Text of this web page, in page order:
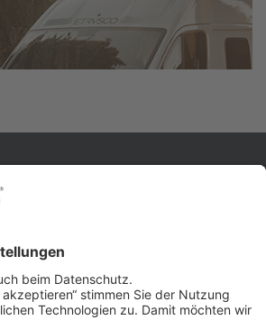
Impressum
Datenschutz